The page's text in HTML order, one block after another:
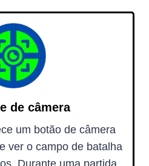
de câmera
um botão de câmera
ver o campo de batalha